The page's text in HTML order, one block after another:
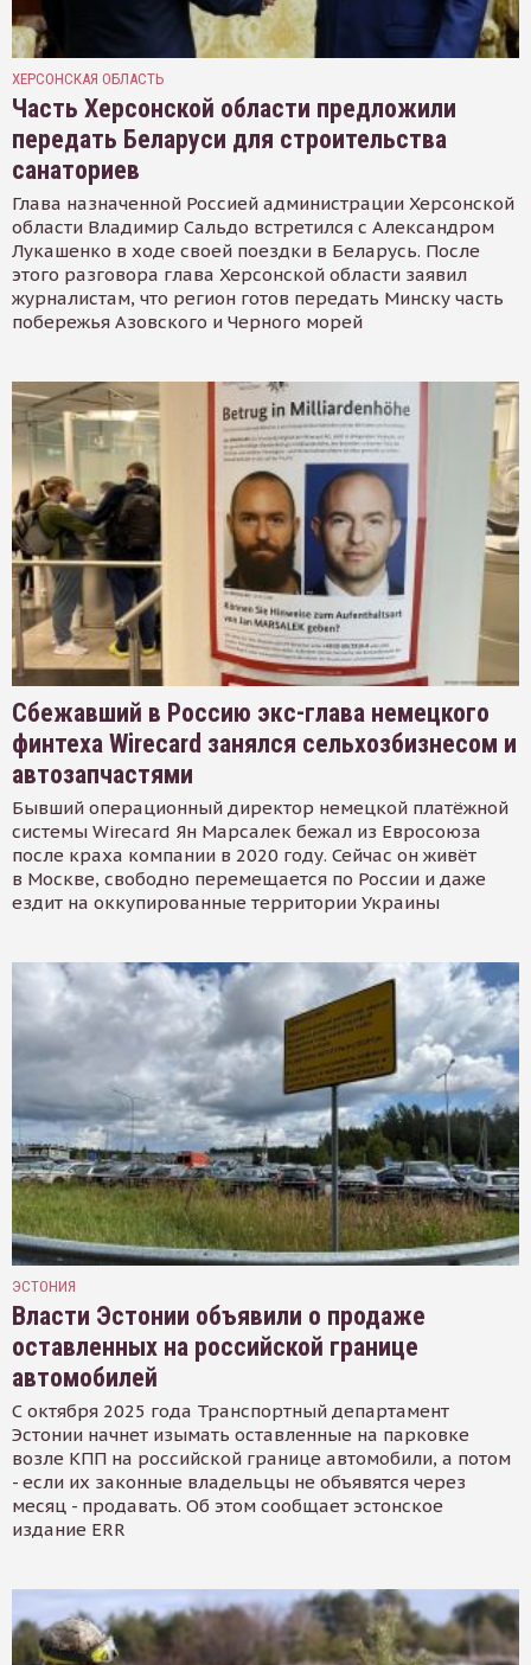
ХЕРСОНСКАЯ ОБЛАСТЬ
Часть Херсонской области предложили
передать Беларуси для строительства
санаториев
Глава назначенной Россией администрации Херсонской
области Владимир Сальдо встретился с Александром
Лукашенко в ходе своей поездки в Беларусь. После
этого разговора глава Херсонской области заявил
журналистам, что регион готов передать Минску часть
побережья Азовского и Черного морей
Сбежавший в Россию экс-глава немецкого
финтеха Wirecard занялся сельхозбизнесом и
автозапчастями
Бывший операционный директор немецкой платёжной
системы Wirecard Ян Марсалек бежал из Евросоюза
после краха компании в 2020 году. Сейчас он живёт
в Москве, свободно перемещается по России и даже
ездит на оккупированные территории Украины
ЭСТОНИЯ
Власти Эстонии объявили о продаже
оставленных на российской границе
автомобилей
С октября 2025 года Транспортный департамент
Эстонии начнет изымать оставленные на парковке
возле КПП на российской границе автомобили, а потом
- если их законные владельцы не объявятся через
месяц - продавать. Об этом сообщает эстонское
издание ERR